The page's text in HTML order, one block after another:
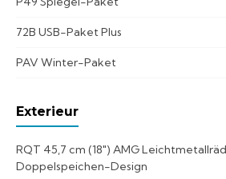
72B USB-Paket Plus
PAV Winter-Paket
Exterieur
RQT 45,7 cm (18") AMG
Doppelspeichen-Design